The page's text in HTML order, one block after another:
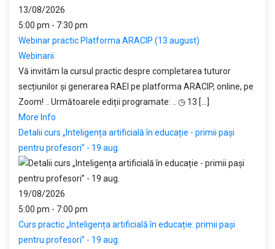
13/08/2026
5:00 pm - 7:30 pm
Webinar practic Platforma ARACIP (13 august)
Webinarii
Vă invităm la cursul practic despre completarea tuturor
secțiunilor și generarea RAEI pe platforma ARACIP, online, pe
Zoom! .. Următoarele ediții programate: .. ◷ 13 [...]
More Info
Detalii curs „Inteligența artificială în educație - primii pași
pentru profesori” - 19 aug.
19/08/2026
5:00 pm - 7:00 pm
Curs practic „Inteligența artificială în educație: primii pași
pentru profesori” - 19 aug.